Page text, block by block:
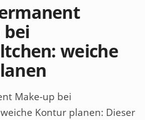
weiche
Make-up bei
Kontur planen: Dieser